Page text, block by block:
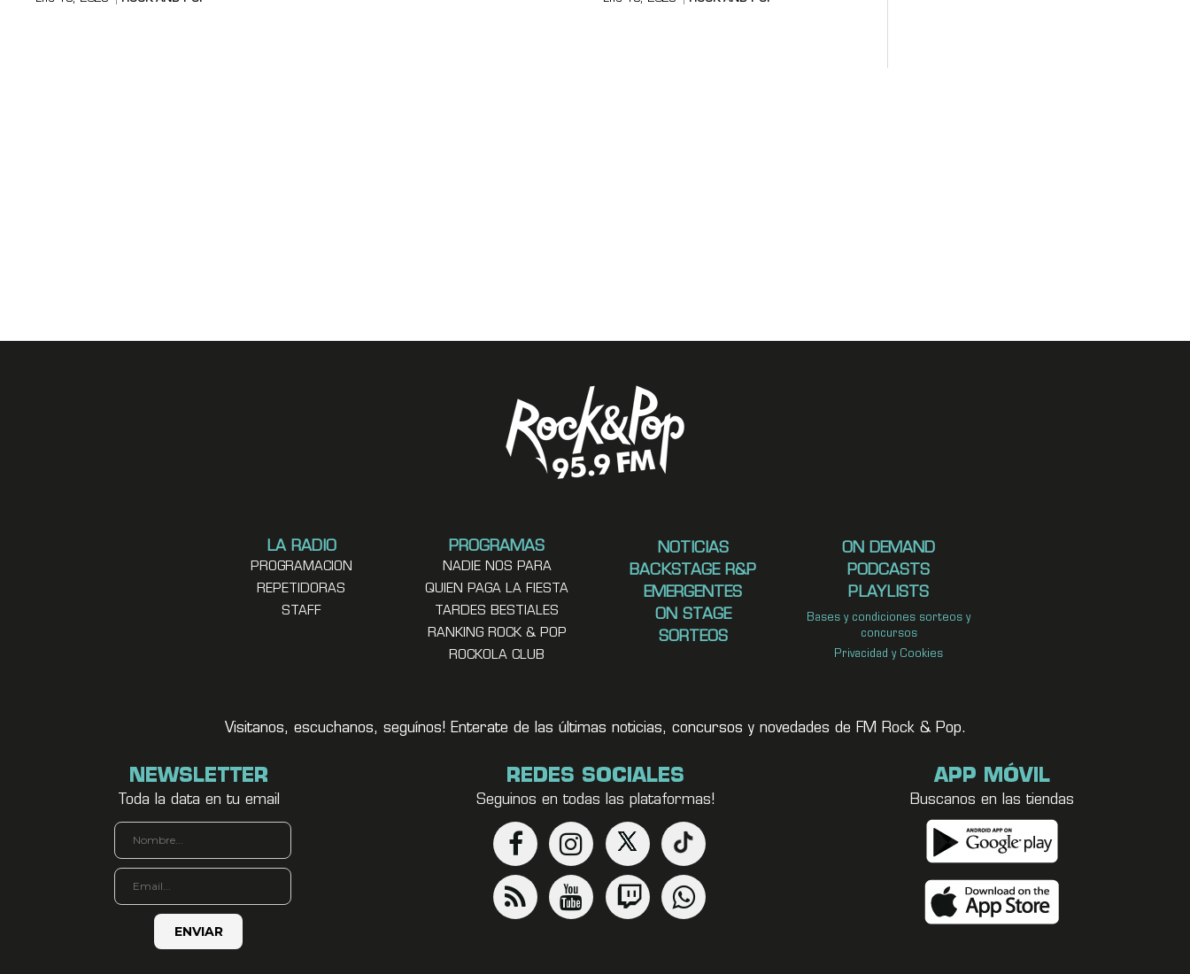
LA RADIO
PROGRAMACION
REPETIDORAS
STAFF
PROGRAMAS
NADIE NOS PARA
QUIEN PAGA LA FIESTA
TARDES BESTIALES
RANKING ROCK & POP
ROCKOLA CLUB
NOTICIAS
BACKSTAGE R&P
EMERGENTES
ON STAGE
SORTEOS
ON DEMAND
PODCASTS
PLAYLISTS
Bases y condiciones sorteos y
concursos
Privacidad y Cookies
Visitanos, escuchanos, seguínos! Enterate de las últimas noticias, concursos y novedades de FM Rock & Pop.
NEWSLETTER
Toda la data en tu email
REDES SOCIALES
Seguinos en todas las plataformas!
APP MÓVIL
Buscanos en las tiendas